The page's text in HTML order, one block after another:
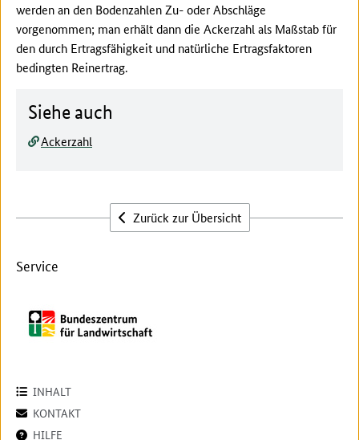
werden an den Bodenzahlen Zu- oder Abschläge
vorgenommen; man erhält dann die Ackerzahl als Maßstab für
den durch Ertragsfähigkeit und natürliche Ertragsfaktoren
bedingten Reinertrag.
Siehe auch
Ackerzahl
Zurück zur Übersicht
Service
INHALT
KONTAKT
HILFE